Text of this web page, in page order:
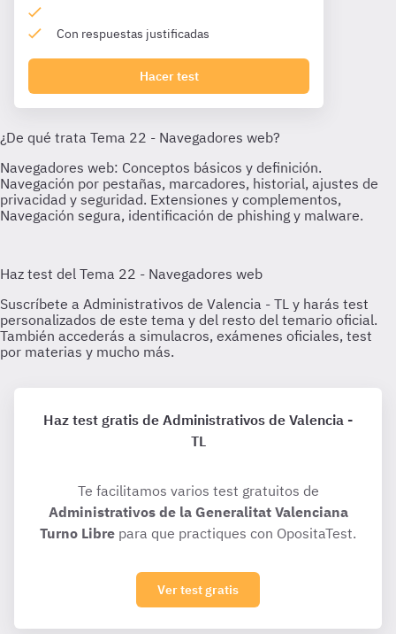
Con respuestas justificadas
Hacer test
Haz test gratis de Administrativos de Valencia -
TL
Te facilitamos varios test gratuitos de
Administrativos de la Generalitat Valenciana
Turno Libre para que practiques con OpositaTest.
Ver test gratis